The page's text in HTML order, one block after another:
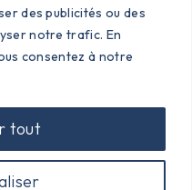
des publicités ou des
notre trafic. En
consentez à notre
tout
LÉGALES|POLITIQUE DE
SITE LINE,